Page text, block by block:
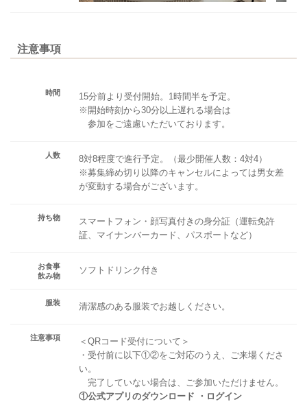
注意事項
時間
15分前より受付開始。1時間半を予定。
※開始時刻から30分以上遅れる場合は
参加をご遠慮いただいております。
人数
8対8程度で進行予定。（最少開催人数：4対4）
※募集締め切り以降のキャンセルによっては男女差
が変動する場合がございます。
持ち物
スマートフォン・顔写真付きの身分証（運転免許
証、マイナンバーカード、パスポートなど）
お食事
飲み物
ソフトドリンク付き
服装 清潔感のある服装でお越しください。
注意事項
＜QRコード受付について＞
・受付前に以下①②をご対応のうえ、ご来場くださ
い。
完了していない場合は、ご参加いただけません。
①公式アプリのダウンロード ・ログイン